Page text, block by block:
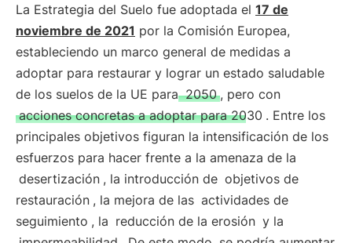
La Estrategia del Suelo fue adoptada el 17 de
noviembre de 2021 por la Comisión Europea,
estableciendo un marco general de medidas a
adoptar para restaurar y lograr un estado saludable
de los suelos de la UE para 2050 , pero con
acciones concretas a adoptar para 2030 . Entre los
principales objetivos figuran la intensificación de los
esfuerzos para hacer frente a la amenaza de la
desertización , la introducción de objetivos de
restauración , la mejora de las actividades de
seguimiento , la reducción de la erosión y la